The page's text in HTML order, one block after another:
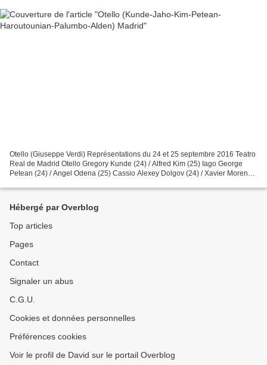
Otello (Giuseppe Verdi) Représentations du 24 et 25 septembre 2016 Teatro
Real de Madrid Otello Gregory Kunde (24) / Alfred Kim (25) Iago George
Petean (24) / Angel Odena (25) Cassio Alexey Dolgov (24) / Xavier Moreno
Hébergé par Overblog
Top articles
Pages
Contact
Signaler un abus
C.G.U.
Cookies et données personnelles
Préférences cookies
Voir le profil de David sur le portail Overblog